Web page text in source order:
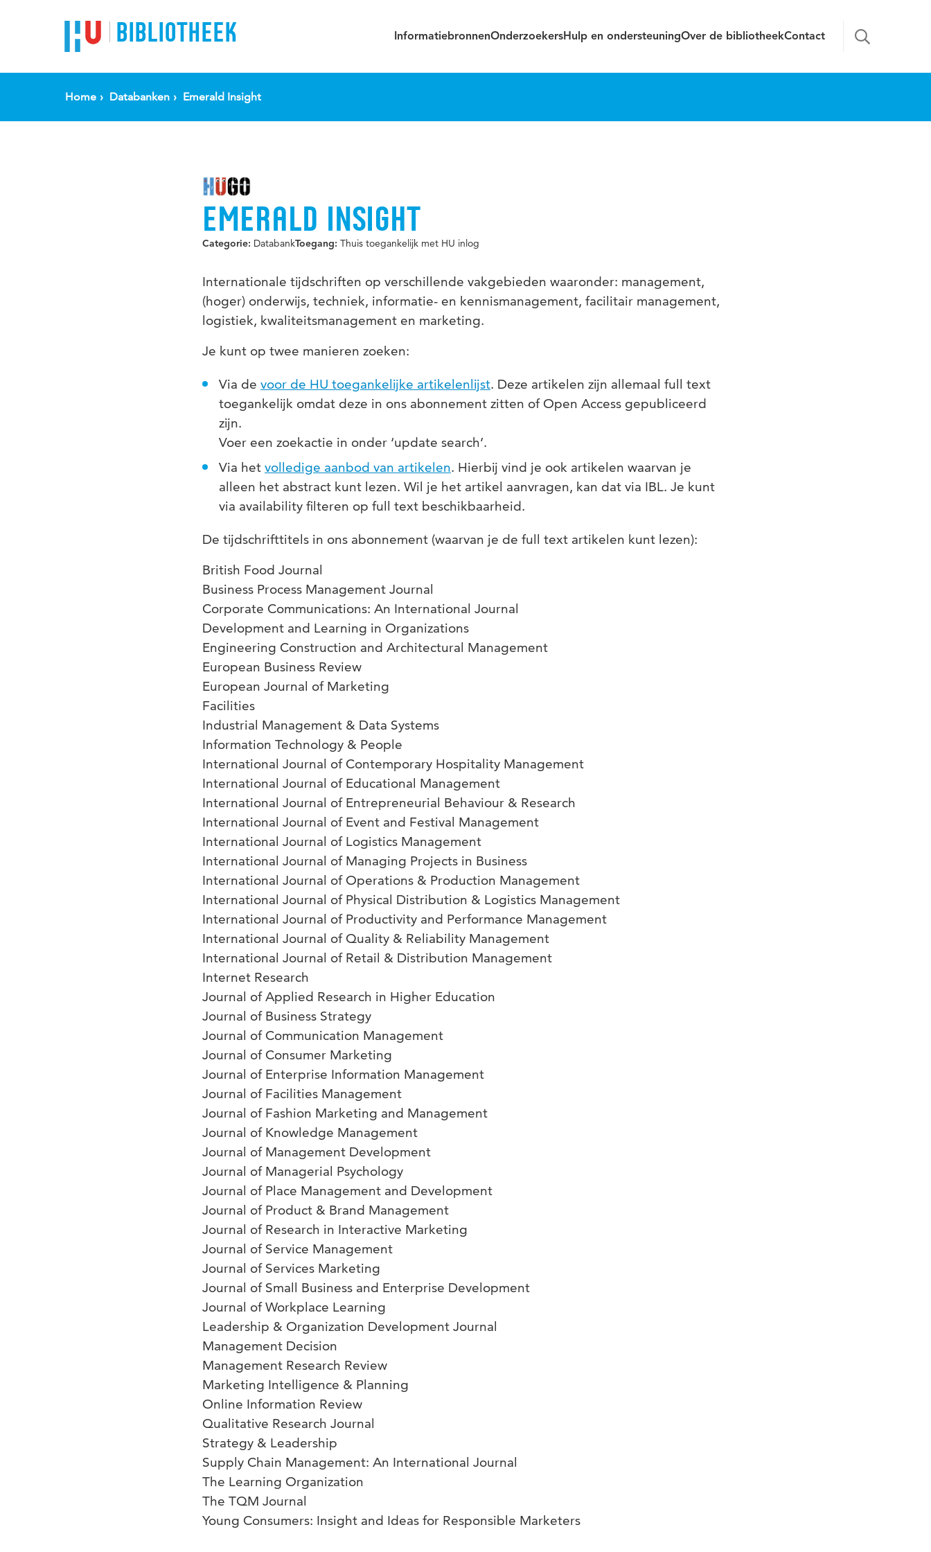
BIBLIOTHEEK InformatiebronnenOnderzoekersHulp en ondersteuningOver de bibliotheekContact
Home Databanken Emerald Insight
EMERALD INSIGHT
Categorie: DatabankToegang: Thuis toegankelijk met HU inlog
Internationale tijdschriften op verschillende vakgebieden waaronder: management,
(hoger) onderwijs, techniek, informatie- en kennismanagement, facilitair management,
logistiek, kwaliteitsmanagement en marketing.
Je kunt op twee manieren zoeken:
Via de voor de HU toegankelijke artikelenlijst. Deze artikelen zijn allemaal full text
toegankelijk omdat deze in ons abonnement zitten of Open Access gepubliceerd
zijn.
Voer een zoekactie in onder ‘update search’.
Via het volledige aanbod van artikelen. Hierbij vind je ook artikelen waarvan je
alleen het abstract kunt lezen. Wil je het artikel aanvragen, kan dat via IBL. Je kunt
via availability filteren op full text beschikbaarheid.
De tijdschrifttitels in ons abonnement (waarvan je de full text artikelen kunt lezen):
British Food Journal
Business Process Management Journal
Corporate Communications: An International Journal
Development and Learning in Organizations
Engineering Construction and Architectural Management
European Business Review
European Journal of Marketing
Facilities
Industrial Management & Data Systems
Information Technology & People
International Journal of Contemporary Hospitality Management
International Journal of Educational Management
International Journal of Entrepreneurial Behaviour & Research
International Journal of Event and Festival Management
International Journal of Logistics Management
International Journal of Managing Projects in Business
International Journal of Operations & Production Management
International Journal of Physical Distribution & Logistics Management
International Journal of Productivity and Performance Management
International Journal of Quality & Reliability Management
International Journal of Retail & Distribution Management
Internet Research
Journal of Applied Research in Higher Education
Journal of Business Strategy
Journal of Communication Management
Journal of Consumer Marketing
Journal of Enterprise Information Management
Journal of Facilities Management
Journal of Fashion Marketing and Management
Journal of Knowledge Management
Journal of Management Development
Journal of Managerial Psychology
Journal of Place Management and Development
Journal of Product & Brand Management
Journal of Research in Interactive Marketing
Journal of Service Management
Journal of Services Marketing
Journal of Small Business and Enterprise Development
Journal of Workplace Learning
Leadership & Organization Development Journal
Management Decision
Management Research Review
Marketing Intelligence & Planning
Online Information Review
Qualitative Research Journal
Strategy & Leadership
Supply Chain Management: An International Journal
The Learning Organization
The TQM Journal
Young Consumers: Insight and Ideas for Responsible Marketers